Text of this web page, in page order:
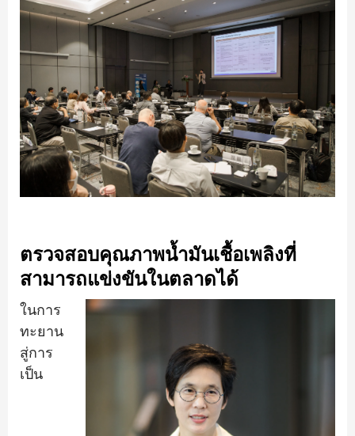
ตรวจสอบคุณภาพน้ำมันเชื้อเพลิงที่
สามารถแข่งขันในตลาดได้
ในการ
ทะยาน
สู่การ
เป็น